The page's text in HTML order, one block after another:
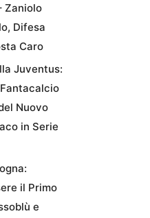
Zaniolo
Difesa
Caro
Juventus:
Nuovo
in Serie
il Primo
e